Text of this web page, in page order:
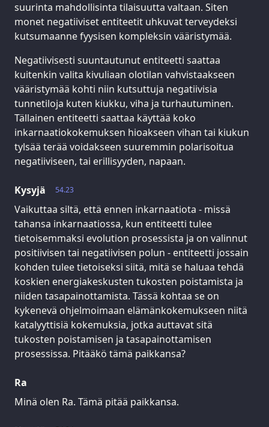
suurinta mahdollisinta tilaisuutta valtaan. Siten
monet negatiiviset entiteetit uhkuvat terveydeksi
kutsumaanne fyysisen kompleksin vääristymää.
Negatiivisesti suuntautunut entiteetti saattaa
kuitenkin valita kivuliaan olotilan vahvistaakseen
vääristymää kohti niin kutsuttuja negatiivisia
tunnetiloja kuten kiukku, viha ja turhautuminen.
Tällainen entiteetti saattaa käyttää koko
inkarnaatiokokemuksen hioakseen vihan tai kiukun
tylsää terää voidakseen suuremmin polarisoitua
negatiiviseen, tai erillisyyden, napaan.
54.23
Kysyjä
Vaikuttaa siltä, että ennen inkarnaatiota - missä
tahansa inkarnaatiossa, kun entiteetti tulee
tietoisemmaksi evolution prosessista ja on valinnut
positiivisen tai negatiivisen polun - entiteetti jossain
kohden tulee tietoiseksi siitä, mitä se haluaa tehdä
koskien energiakeskusten tukosten poistamista ja
niiden tasapainottamista. Tässä kohtaa se on
kykenevä ohjelmoimaan elämänkokemukseen niitä
katalyyttisiä kokemuksia, jotka auttavat sitä
tukosten poistamisen ja tasapainottamisen
prosessissa. Pitääkö tämä paikkansa?
Ra
Minä olen Ra. Tämä pitää paikkansa.